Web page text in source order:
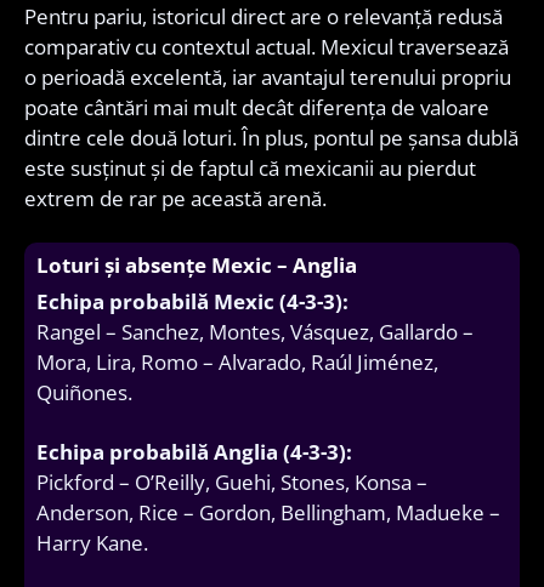
Pentru pariu, istoricul direct are o relevanță redusă
comparativ cu contextul actual. Mexicul traversează
o perioadă excelentă, iar avantajul terenului propriu
poate cântări mai mult decât diferența de valoare
dintre cele două loturi. În plus, pontul pe șansa dublă
este susținut și de faptul că mexicanii au pierdut
extrem de rar pe această arenă.
Loturi și absențe Mexic – Anglia
Echipa probabilă Mexic (4-3-3):
Rangel – Sanchez, Montes, Vásquez, Gallardo –
Mora, Lira, Romo – Alvarado, Raúl Jiménez,
Quiñones.
Echipa probabilă Anglia (4-3-3):
Pickford – O’Reilly, Guehi, Stones, Konsa –
Anderson, Rice – Gordon, Bellingham, Madueke –
Harry Kane.